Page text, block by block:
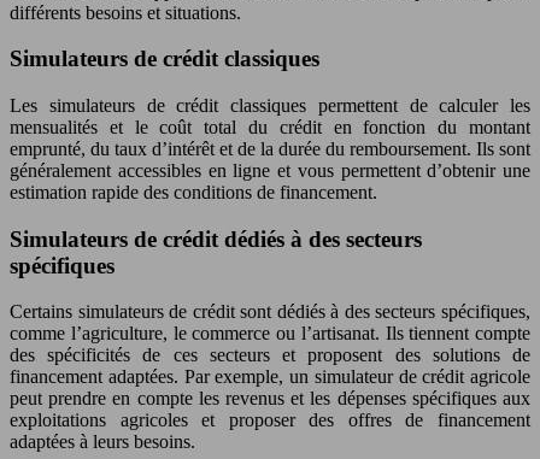
différents besoins et situations.
Simulateurs de crédit classiques
Les simulateurs de crédit classiques permettent de calculer les
mensualités et le coût total du crédit en fonction du montant
emprunté, du taux d’intérêt et de la durée du remboursement. Ils sont
généralement accessibles en ligne et vous permettent d’obtenir une
estimation rapide des conditions de financement.
Simulateurs de crédit dédiés à des secteurs
spécifiques
Certains simulateurs de crédit sont dédiés à des secteurs spécifiques,
comme l’agriculture, le commerce ou l’artisanat. Ils tiennent compte
des spécificités de ces secteurs et proposent des solutions de
financement adaptées. Par exemple, un simulateur de crédit agricole
peut prendre en compte les revenus et les dépenses spécifiques aux
exploitations agricoles et proposer des offres de financement
adaptées à leurs besoins.